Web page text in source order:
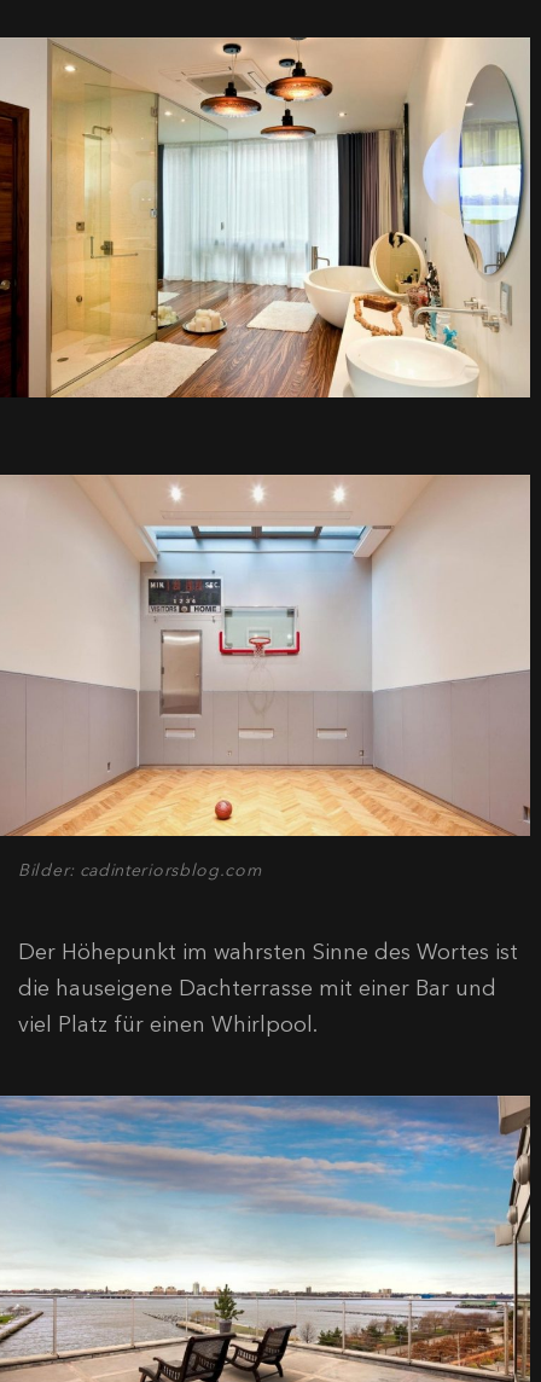
Bilder: cadinteriorsblog.com
Der Höhepunkt im wahrsten Sinne des Wortes ist
die hauseigene Dachterrasse mit einer Bar und
viel Platz für einen Whirlpool.